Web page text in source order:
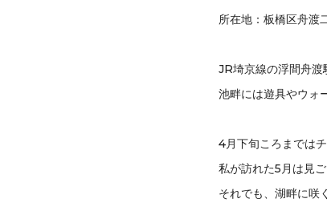
所在地：板橋区舟渡
JR埼京線の浮間舟渡
池畔には遊具やウォ
4月下旬ころまでは
私が訪れた5月は見
それでも、湖畔に咲